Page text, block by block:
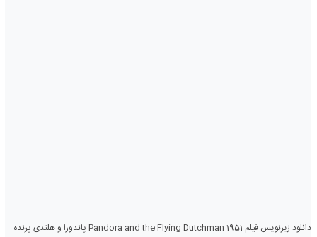
دانلود زیرنویس فیلم Pandora and the Flying Dutchman 1951 پاندورا و هلندی پرنده